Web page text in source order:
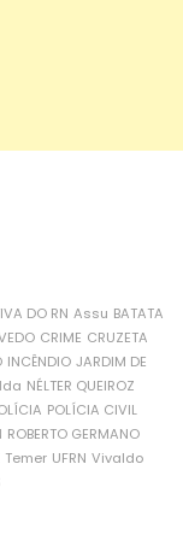
DO RN Assu BATATA
CRIME CRUZETA
INCÊNDIO JARDIM DE
NÉLTER QUEIROZ
POLÍCIA CIVIL
ROBERTO GERMANO
Temer UFRN Vivaldo